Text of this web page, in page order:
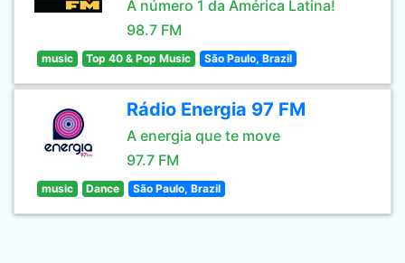
A número 1 da América Latina!
98.7 FM
music Top 40 & Pop Music São Paulo, Brazil
Rádio Energia 97 FM
A energia que te move
97.7 FM
music Dance São Paulo, Brazil